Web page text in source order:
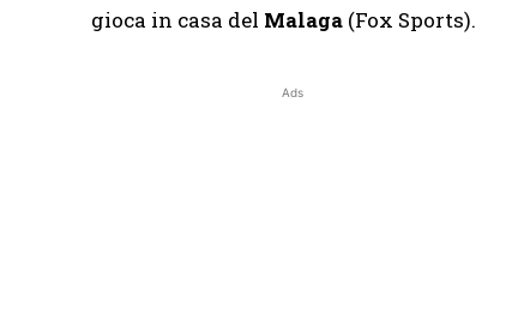
gioca in casa del Malaga (Fox Sports).
Ads